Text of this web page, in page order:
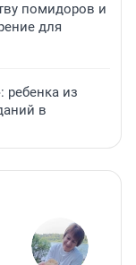
помидоров и
для
ребенка из
в